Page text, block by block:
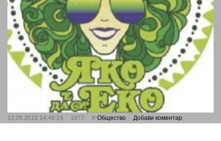
12.06.2016 14:46:19 1877 Общество Добави коментар